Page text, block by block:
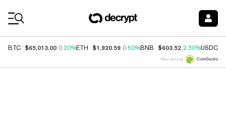
BTC $65,013.00 0.20%ETH $1,920.59 0.50%BNB $603.52 2.30%USDC
Price data by